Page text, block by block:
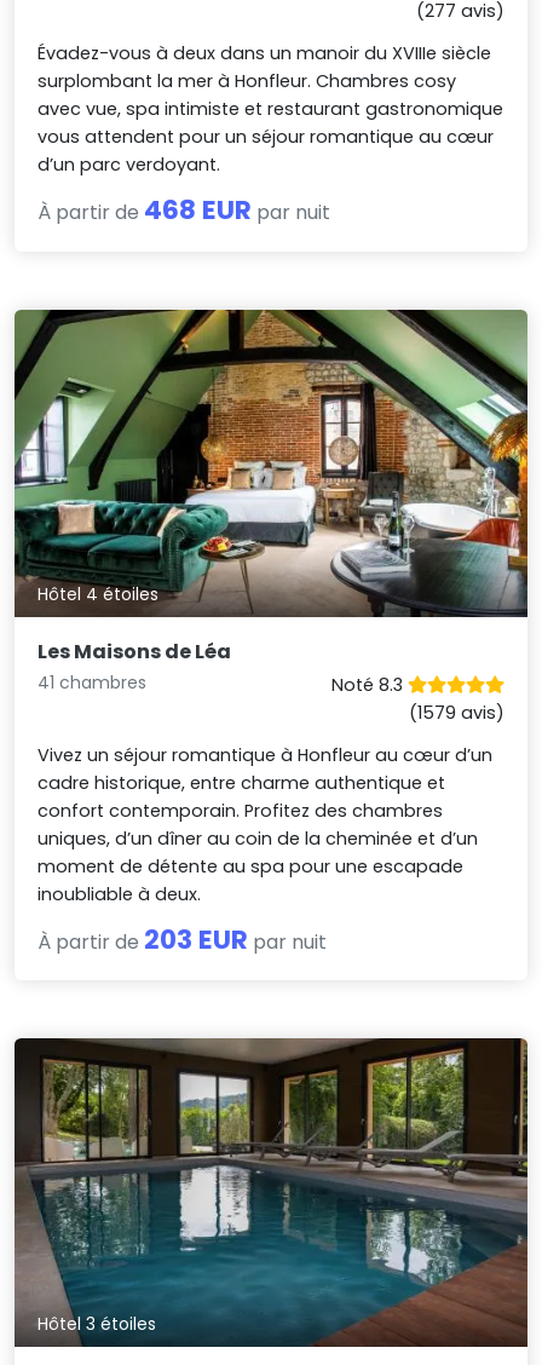
(277 avis)
Évadez-vous à deux dans un manoir du XVIIIe siècle
surplombant la mer à Honfleur. Chambres cosy
avec vue, spa intimiste et restaurant gastronomique
vous attendent pour un séjour romantique au cœur
d’un parc verdoyant.
À partir de 468 EUR par nuit
Hôtel 4 étoiles
Les Maisons de Léa
41 chambres
Noté 8.3
(1579 avis)
Vivez un séjour romantique à Honfleur au cœur d’un
cadre historique, entre charme authentique et
confort contemporain. Profitez des chambres
uniques, d’un dîner au coin de la cheminée et d’un
moment de détente au spa pour une escapade
inoubliable à deux.
À partir de 203 EUR par nuit
Hôtel 3 étoiles